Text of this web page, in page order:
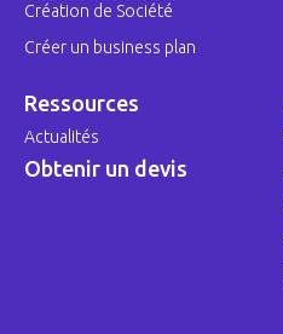
Création de Société
Créer un business plan
Ressources
Actualités
Obtenir un devis